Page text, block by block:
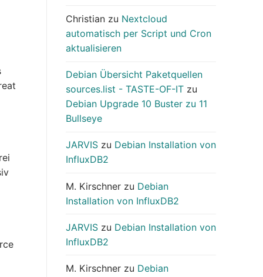
Christian zu Nextcloud
automatisch per Script und Cron
aktualisieren
Debian Übersicht Paketquellen
sources.list - TASTE-OF-IT zu
Debian Upgrade 10 Buster zu 11
Bullseye
JARVIS zu Debian Installation von
InfluxDB2
M. Kirschner zu Debian
Installation von InfluxDB2
JARVIS zu Debian Installation von
InfluxDB2
M. Kirschner zu Debian